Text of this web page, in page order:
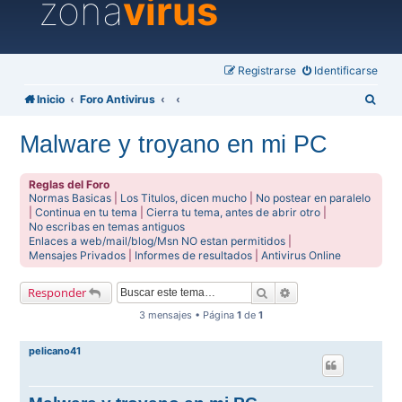
zonavirus
Identificarse
Registrarse
Inicio Foro Antivirus
Malware y troyano en mi PC
Reglas del Foro
Normas Basicas
Los Titulos, dicen mucho
No postear en paralelo
|Continua en tu tema |Cierra tu tema, antes de abrir otro
No escribas en temas antiguos
Enlaces a web/mail/blog/Msn NO estan permitidos
Mensajes Privados
Informes de resultados |Antivirus Online
Responder Buscar
3 mensajes • Página 1 de 1
pelicano41